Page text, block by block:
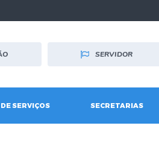
SERVIDOR
SERVIÇOS SECRETARIAS